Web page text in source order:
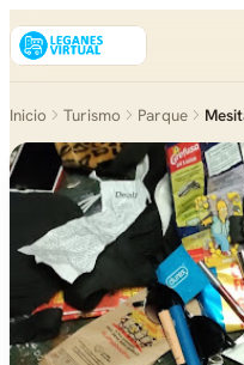
Inicio Turismo Parque